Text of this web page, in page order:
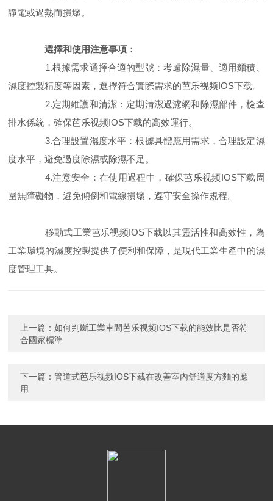
靜電或過熱而損壞。
選擇和使用注意事項：
1.根據需求選擇合適的型號：考慮除濕量、適用麵積、
濕度控製精度等因素，選擇符合實際需求的芭乐视频IOS下载。
2.定期維護和清潔：定期清潔過濾網和除濕部件，檢查
排水係統，確保芭乐视频IOS下载的高效運行。
3.合理設置濕度水平：根據具體應用需求，合理設定濕
度水平，避免過度除濕或除濕不足。
4.注意安全：在使用過程中，確保芭乐视频IOS下载周
圍無障礙物，避免傾倒和電線損壞，遵守安全操作規程。
移動式工業芭乐视频IOS下载以其靈活性和高效性，為
工業環境的濕度控製提供了便利和保障，是現代工業生產中的濕
度管理工具。
上一篇：如何判斷工業車間芭乐视频IOS下载的能效比是否符
合國家標準
下一篇：管道式芭乐视频IOS下载在改善室內舒適度方麵的應
用